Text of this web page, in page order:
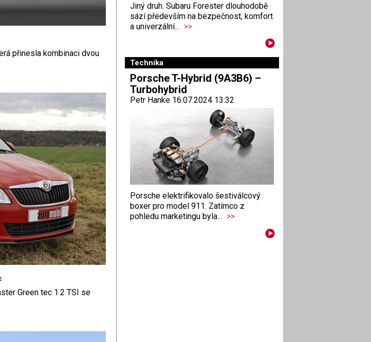
přinesla kombinaci dvou
Green tec 1.2 TSI se
Jiný druh. Subaru Forester dlouhodobě
sází především na bezpečnost, komfort
a univerzální... >>
Technika
Porsche T-Hybrid (9A3B6) –
Turbohybrid
Petr Hanke 16.07.2024 13:32
Porsche elektrifikovalo šestiválcový
boxer pro model 911. Zatímco z
pohledu marketingu byla... >>